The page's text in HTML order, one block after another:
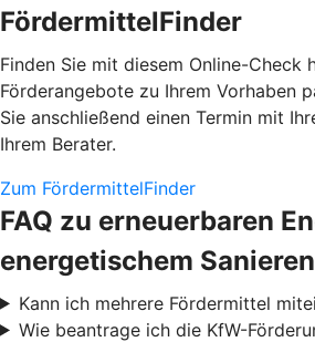
FördermittelFinder
Finden Sie mit diesem Online-Check
Förderangebote zu Ihrem Vorhaben
Sie anschließend einen Termin mit
Ihrem Berater.
Zum FördermittelFinder
FAQ zu erneuerbaren
energetischem Sanieren
Kann ich mehrere Fördermittel
Wie beantrage ich die KfW-